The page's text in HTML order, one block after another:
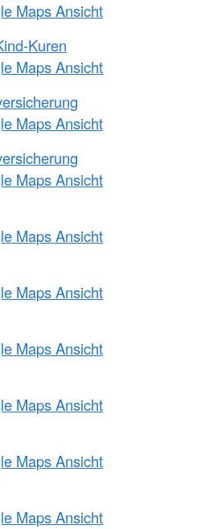
Maps Ansicht
Kuren
Maps Ansicht
Maps Ansicht
Maps Ansicht
Maps Ansicht
Maps Ansicht
Maps Ansicht
Maps Ansicht
Maps Ansicht
Maps Ansicht